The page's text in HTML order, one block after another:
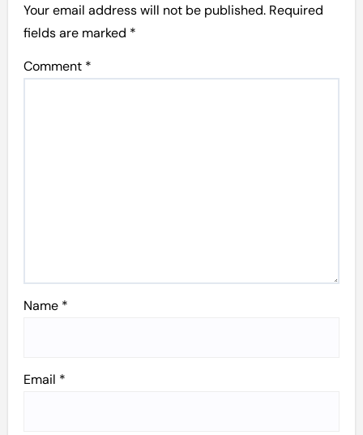
Your email address will not be published. Required
fields are marked *
Comment *
Name *
Email *